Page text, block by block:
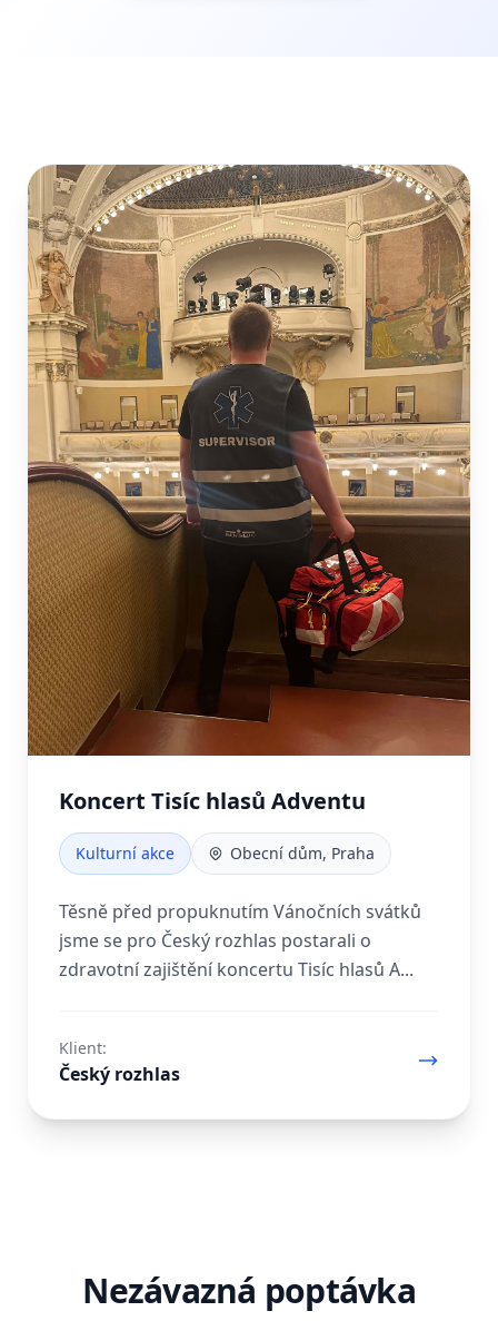
Koncert Tisíc hlasů Adventu
Kulturní akce Obecní dům, Praha
Těsně před propuknutím Vánočních svátků
jsme se pro Český rozhlas postarali o
zdravotní zajištění koncertu Tisíc hlasů A...
Klient:
Český rozhlas
Nezávazná poptávka